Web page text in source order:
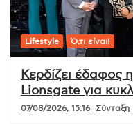
Lifestyle Ό,τι είναι!
Κερδίζει έδαφος
Lionsgate για
07/08/2026, 15:16